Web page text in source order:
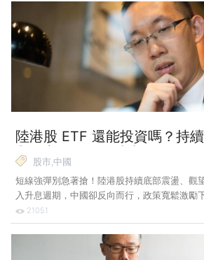
正當投資人哀號價差難賺時，今（2022）年
股息逾 2.35 兆元讓投資人心情陰轉晴，再加
大跌，逾 6%、逾 8% 等議題不斷被提起，5
股息（00878）吸引投資人爭相買進。 因此，
市值在 Top5 中較上個月再上升一名，不僅是
陸港股 ETF 還能投資嗎？持
與股市的春天何時來臨？
股市,中國
短線強彈別急著搶！陸港股持續底部震盪、觀
入升息週期，中國卻反向而行，政策寬鬆激勵
是疫情復發、全球經濟前景不明，中國經濟與
一個月上演跌深反彈行情，包括港股、深圳股
生技股指數分別有個位數到逾 10% 的表現。
國與香港股市的反向 ETF 漲幅都在 2 位數，
21051